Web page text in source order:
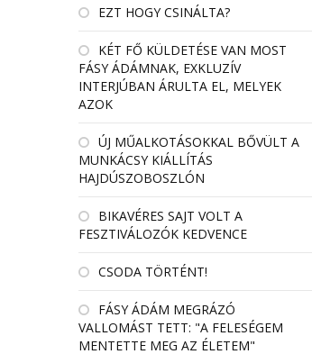
EZT HOGY CSINÁLTA?
KÉT FŐ KÜLDETÉSE VAN MOST
FÁSY ÁDÁMNAK, EXKLUZÍV
INTERJÚBAN ÁRULTA EL, MELYEK
AZOK
ÚJ MŰALKOTÁSOKKAL BŐVÜLT A
MUNKÁCSY KIÁLLÍTÁS
HAJDÚSZOBOSZLÓN
BIKAVÉRES SAJT VOLT A
FESZTIVÁLOZÓK KEDVENCE
CSODA TÖRTÉNT!
FÁSY ÁDÁM MEGRÁZÓ
VALLOMÁST TETT: "A FELESÉGEM
MENTETTE MEG AZ ÉLETEM"